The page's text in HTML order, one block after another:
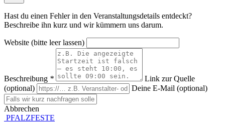
Hast du einen Fehler in den Veranstaltungsdetails entdeckt?
Beschreibe ihn kurz und wir kümmern uns darum.
Website (bitte leer lassen)
Beschreibung *
Link zur Quelle
(optional)
Deine E-Mail (optional)
Abbrechen
PFALZFESTE